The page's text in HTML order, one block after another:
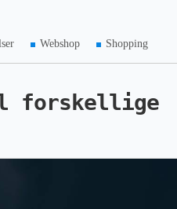
Webshop Shopping
forskellige